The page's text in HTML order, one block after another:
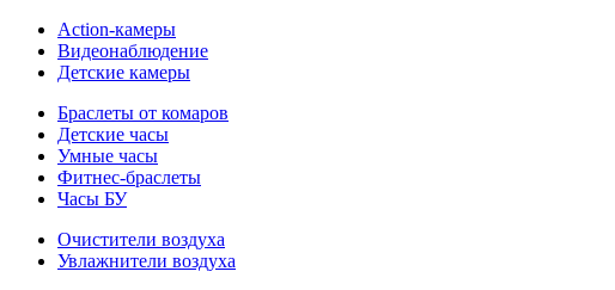
Action-камеры
Видеонаблюдение
Детские камеры
Браслеты от комаров
Детские часы
Умные часы
Фитнес-браслеты
Часы БУ
Очистители воздуха
Увлажнители воздуха